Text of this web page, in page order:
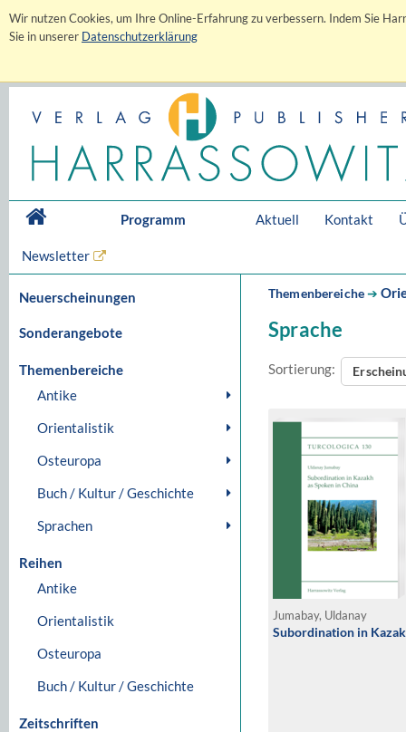
Wir nutzen Cookies, um Ihre Online-Erfahrung zu verbessern. Indem Sie
Sie in unserer Datenschutzerklärung
Programm Aktuell Kontakt
Newsletter
Neuerscheinungen
Sonderangebote
Themenbereiche
Antike
Orientalistik
Osteuropa
Buch / Kultur / Geschichte
Sprachen
Reihen
Antike
Orientalistik
Osteuropa
Buch / Kultur / Geschichte
Zeitschriften
Themenbereiche➔
Sprache
Sortierung:
Jumabay, Uldanay
Subordination in